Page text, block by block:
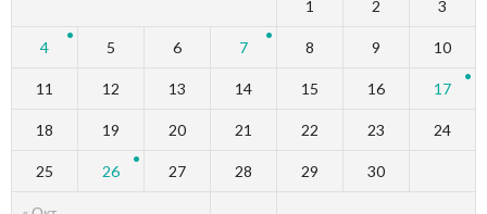
1 2 3
4 5 6 7 8 9 10
11 12 13 14 15 16 17
18 19 20 21 22 23 24
25 26 27 28 29 30